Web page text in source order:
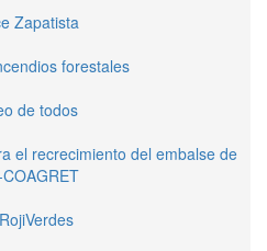
Zapatista
forestales
de todos
el recrecimiento del embalse de